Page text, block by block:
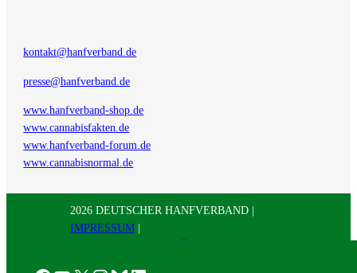
kontakt@hanfverband.de
presse@hanfverband.de
www.hanfverband-shop.de
www.cannabisfakten.de
www.hanfverband-forum.de
www.cannabisnormal.de
2026 DEUTSCHER HANFVERBAND |
IMPRESSUM |